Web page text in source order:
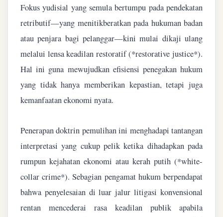
Fokus yudisial yang semula bertumpu pada pendekatan
retributif—yang menitikberatkan pada hukuman badan
atau penjara bagi pelanggar—kini mulai dikaji ulang
melalui lensa keadilan restoratif (*restorative justice*).
Hal ini guna mewujudkan efisiensi penegakan hukum
yang tidak hanya memberikan kepastian, tetapi juga
kemanfaatan ekonomi nyata.
Penerapan doktrin pemulihan ini menghadapi tantangan
interpretasi yang cukup pelik ketika dihadapkan pada
rumpun kejahatan ekonomi atau kerah putih (*white-
collar crime*). Sebagian pengamat hukum berpendapat
bahwa penyelesaian di luar jalur litigasi konvensional
rentan mencederai rasa keadilan publik apabila